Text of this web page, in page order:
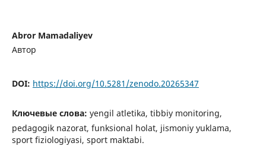
Abror Mamadaliyev
Автор
DOI: https://doi.org/10.5281/zenodo.20265347
Ключевые слова: yengil atletika, tibbiy monitoring,
pedagogik nazorat, funksional holat, jismoniy yuklama,
sport fiziologiyasi, sport maktabi.